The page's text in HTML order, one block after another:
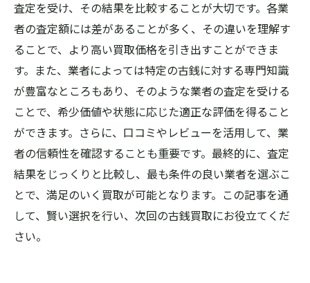
査定を受け、その結果を比較することが大切です。各業
者の査定額には差があることが多く、その違いを理解す
ることで、より高い買取価格を引き出すことができま
す。また、業者によっては特定の古銭に対する専門知識
が豊富なところもあり、そのような業者の査定を受ける
ことで、希少価値や状態に応じた適正な評価を得ること
ができます。さらに、口コミやレビューを活用して、業
者の信頼性を確認することも重要です。最終的に、査定
結果をじっくりと比較し、最も条件の良い業者を選ぶこ
とで、満足のいく買取が可能となります。この記事を通
して、賢い選択を行い、次回の古銭買取にお役立てくだ
さい。